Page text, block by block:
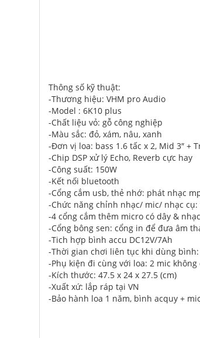
Thông số kỹ thuật:
-Thương hiệu: VHM pro Audio
-Model : 6K10 plus
-Chất liệu vỏ: gỗ công nghiệp
-Màu sắc: đỏ, xám, nâu, xanh
-Đơn vị loa: bass 1.6 tấc x 2, Mid 3″ +
-Chip DSP xử lý Echo, Reverb cực hay
-Công suất: 150W
-Kết nối bluetooth
-Cổng cắm usb, thẻ nhớ: phát nhạc
-Chức năng chỉnh nhạc/ mic/ nhạc
-4 cổng cắm thêm micro có dây &
-Cổng bông sen: cổng in để đưa âm
-Tich hợp bình accu DC12V/7Ah
-Thời gian chơi liên tục khi dùng
-Phụ kiện đi cùng với loa: 2 mic không
-Kích thước: 47.5 x 24 x 27.5 (cm)
-Xuất xứ: lắp ráp tại VN
-Bảo hành loa 1 năm, bình acquy +